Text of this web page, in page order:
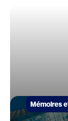
Mémoires